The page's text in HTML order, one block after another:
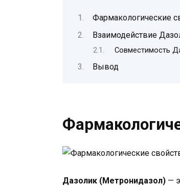
Фармакологические
Взаимодействие
Совместимость
Вывод
Дазолик (Метронидазол) —